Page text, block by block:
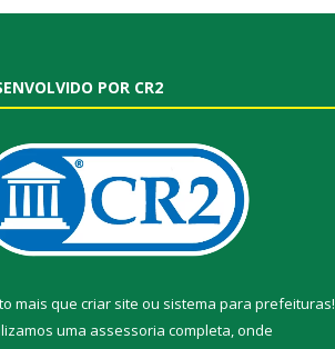
POR CR2
mais que criar site ou sistema para prefeituras!
uma assessoria completa, onde